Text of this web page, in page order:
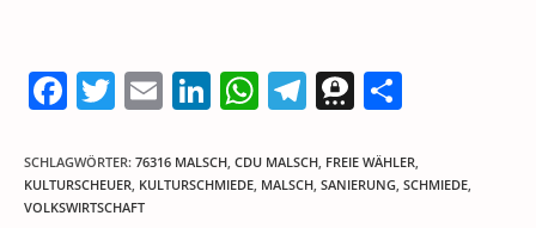
F
c
e
T
itt
er
E
ai
l
Li
k
e
W
at
s
T
e
gr
T
re
e
le
n
SCHLAGWÖRTER: 76316 MALSCH, CDU MALSCH, FREIE WÄHLER,
KULTURSCHEUER, KULTURSCHMIEDE, MALSCH, SANIERUNG, SCHMIEDE,
VOLKSWIRTSCHAFT